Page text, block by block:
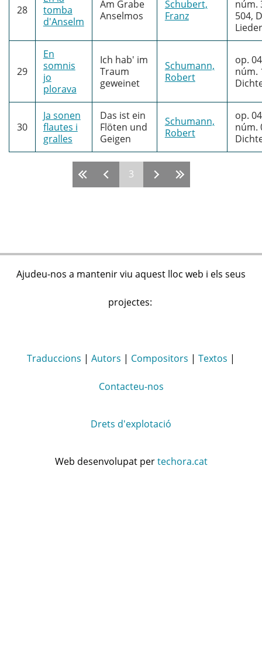
28
tomba
d'Anselm
Am Grabe
Anselmos
Schubert,
Franz
núm.
504,
Lieder
29
En
somnis
jo
plorava
Ich hab' im
Traum
geweinet
Schumann,
Robert
op.
núm.
30
Ja sonen
flautes i
gralles
Das ist ein
Flöten und
Geigen
Schumann,
Robert
op.
núm.
3
Ajudeu-nos a mantenir viu aquest lloc web i els seus
projectes:
Traduccions | Autors | Compositors | Textos |
Contacteu-nos
Drets d'explotació
Web desenvolupat pertechora.cat